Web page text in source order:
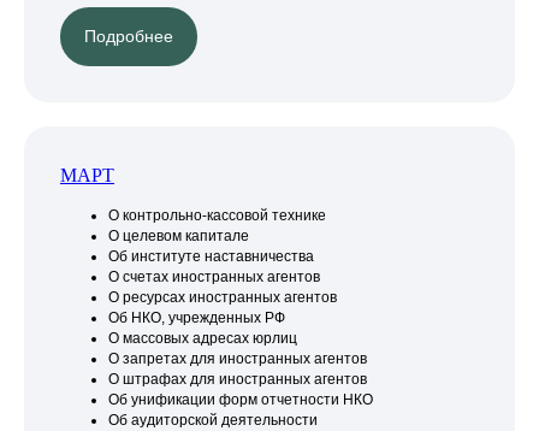
Подробнее
МАРТ
О контрольно-кассовой технике
О целевом капитале
Об институте наставничества
О счетах иностранных агентов
О ресурсах иностранных агентов
Об НКО, учрежденных РФ
О массовых адресах юрлиц
О запретах для иностранных агентов
О штрафах для иностранных агентов
Об унификации форм отчетности НКО
Об аудиторской деятельности